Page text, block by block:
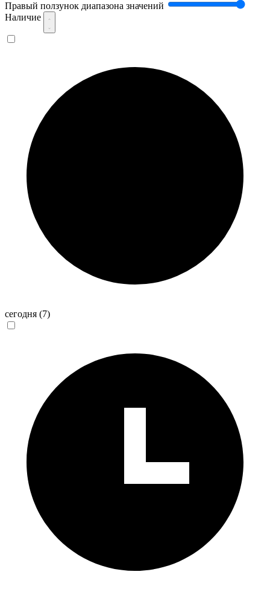
Правый ползунок диапазона значений
Наличие
сегодня (7)